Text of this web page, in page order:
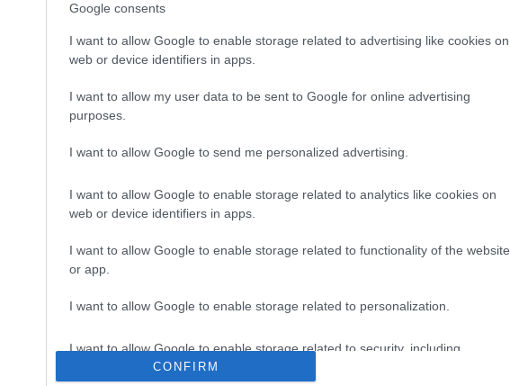
Google consents
I want to allow Google to enable storage related to advertising like cookies on
web or device identifiers in apps.
I want to allow my user data to be sent to Google for online advertising
purposes.
I want to allow Google to send me personalized advertising.
I want to allow Google to enable storage related to analytics like cookies on
web or device identifiers in apps.
I want to allow Google to enable storage related to functionality of the website
or app.
I want to allow Google to enable storage related to personalization.
I want to allow Google to enable storage related to security, including
authentication functionality and fraud prevention, and other user protection.
CONFIRM
Eredeti cikk